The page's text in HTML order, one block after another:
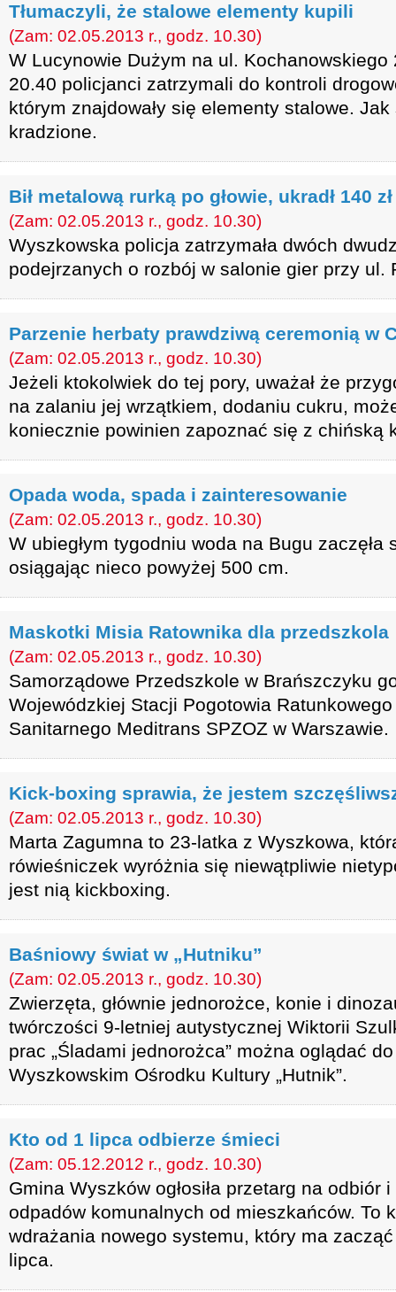
Tłumaczyli, że stalowe elementy kupili
(Zam: 02.05.2013 r., godz. 10.30)
W Lucynowie Dużym na ul. Kochanowskiego
20.40 policjanci zatrzymali do kontroli
którym znajdowały się elementy stalowe. Jak
kradzione.
Bił metalową rurką po głowie, ukradł 140 zł
(Zam: 02.05.2013 r., godz. 10.30)
Wyszkowska policja zatrzymała dwóch
podejrzanych o rozbój w salonie gier przy ul.
Parzenie herbaty prawdziwą ceremonią w
(Zam: 02.05.2013 r., godz. 10.30)
Jeżeli ktokolwiek do tej pory, uważał że
na zalaniu jej wrzątkiem, dodaniu cukru,
koniecznie powinien zapoznać się z chińską
Opada woda, spada i zainteresowanie
(Zam: 02.05.2013 r., godz. 10.30)
W ubiegłym tygodniu woda na Bugu zaczęła
osiągając nieco powyżej 500 cm.
Maskotki Misia Ratownika dla przedszkola
(Zam: 02.05.2013 r., godz. 10.30)
Samorządowe Przedszkole w Brańszczyku
Wojewódzkiej Stacji Pogotowia
Sanitarnego Meditrans SPZOZ w Warszawie.
Kick-boxing sprawia, że jestem
(Zam: 02.05.2013 r., godz. 10.30)
Marta Zagumna to 23-latka z Wyszkowa,
rówieśniczek wyróżnia się niewątpliwie
jest nią kickboxing.
Baśniowy świat w „Hutniku”
(Zam: 02.05.2013 r., godz. 10.30)
Zwierzęta, głównie jednorożce, konie i
twórczości 9-letniej autystycznej Wiktorii
prac „Śladami jednorożca” można oglądać
Wyszkowskim Ośrodku Kultury „Hutnik”.
Kto od 1 lipca odbierze śmieci
(Zam: 05.12.2012 r., godz. 10.30)
Gmina Wyszków ogłosiła przetarg na odbiór
odpadów komunalnych od mieszkańców. To
wdrażania nowego systemu, który ma
lipca.